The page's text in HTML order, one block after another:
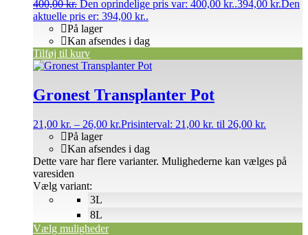
400,00kr. Den oprindelige pris var: 400,00 kr..394,00 kr.Den
aktuelle pris er: 394,00 kr..
På lager
Kan afsendes i dag
Tilføj til kurv
Gronest Transplanter Pot
21,00 kr. – 26,00 kr.Prisinterval: 21,00 kr. til 26,00 kr.
På lager
Kan afsendes i dag
Vælg variant:
Vælg muligheder
Dette vare har flere varianter. Mulighederne kan vælges på
varesiden
3L
8L